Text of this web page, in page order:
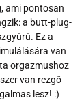
ami pontosan
a butt-plug-
Ez a
van
orgazmushoz
van rezgő
lesz! :)